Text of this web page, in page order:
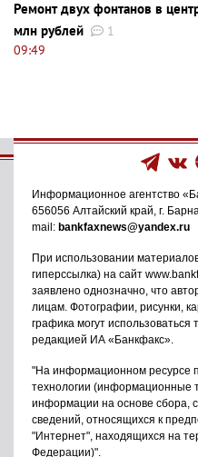
Ремонт двух фонтанов в
млн рублей
1
09:49
Информационное агентство
656056 Алтайский край, г.
mail: bankfaxnews@yandex.ru
При использовании
гиперссылка) на сайт
заявлено однозначно, что
лицам. Фотографии, рисунки,
графика могут использоваться
редакцией ИА «Банкфакс».
"На информационном ресурсе
технологии (информационные
информации на основе сбора,
сведений, относящихся к
"Интернет", находящихся на
Федерации)".